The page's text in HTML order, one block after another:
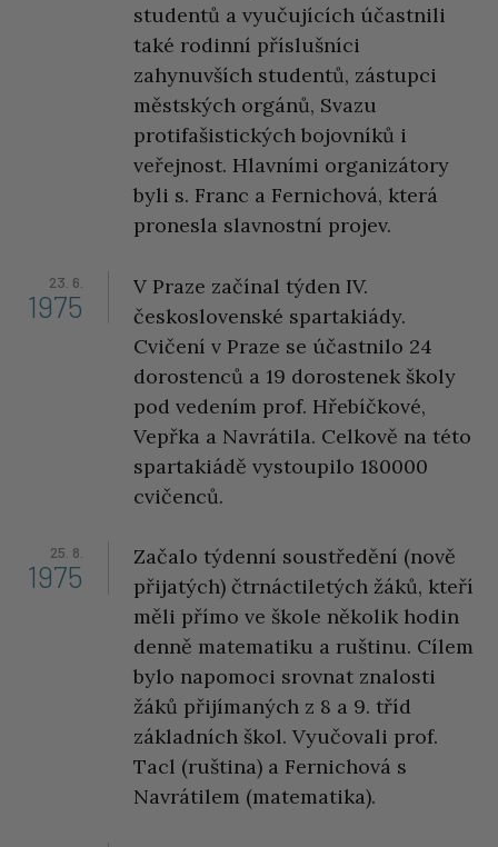
studentů a vyučujících účastnili
také rodinní příslušníci
zahynuvších studentů, zástupci
městských orgánů, Svazu
protifašistických bojovníků i
veřejnost. Hlavními organizátory
byli s. Franc a Fernichová, která
pronesla slavnostní projev.
23. 6.
1975
V Praze začínal týden IV.
československé spartakiády.
Cvičení v Praze se účastnilo 24
dorostenců a 19 dorostenek školy
pod vedením prof. Hřebíčkové,
Vepřka a Navrátila. Celkově na této
spartakiádě vystoupilo 180000
cvičenců.
25. 8.
1975
Začalo týdenní soustředění (nově
přijatých) čtrnáctiletých žáků, kteří
měli přímo ve škole několik hodin
denně matematiku a ruštinu. Cílem
bylo napomoci srovnat znalosti
žáků přijímaných z 8 a 9. tříd
základních škol. Vyučovali prof.
Tacl (ruština) a Fernichová s
Navrátilem (matematika).